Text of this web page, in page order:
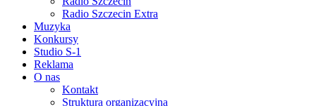
Radio Szczecin Extra
Muzyka
Konkursy
Studio S-1
Reklama
O nas
Kontakt
Struktura organizacyjna